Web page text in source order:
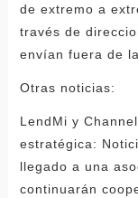
de extremo a
través de
envían fuera de
Otras noticias:
LendMi y
estratégica:
llegado a una
continuarán